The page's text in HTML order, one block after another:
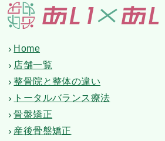
Home
店舗一覧
整骨院と整体の違い
トータルバランス療法
骨盤矯正
産後骨盤矯正